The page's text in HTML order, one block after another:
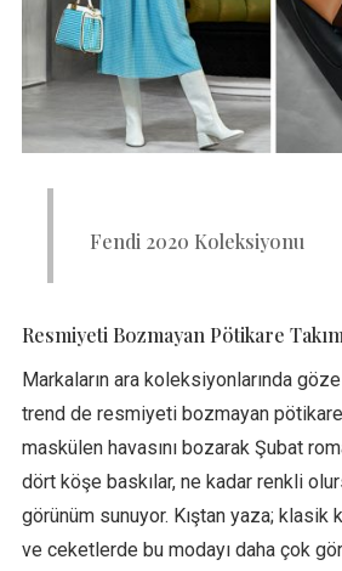
Fendi 2020 Koleksiyonu
Resmiyeti Bozmayan Pötikare
Markaların ara koleksiyonlarında
trend de resmiyeti bozmayan
maskülen havasını bozarak Şubat
dört köşe baskılar, ne kadar renkli
görünüm sunuyor. Kıştan yaza; klasik
ve ceketlerde bu modayı daha çok